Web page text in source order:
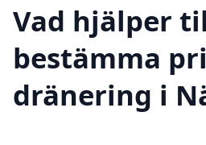
Vad hjälper
bestämma
dränering i